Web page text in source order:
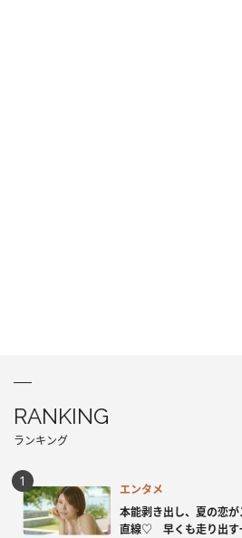
RANKING
ランキング
エンタメ
本能剥き出し、夏の恋
直線♡ 早くも走り出す